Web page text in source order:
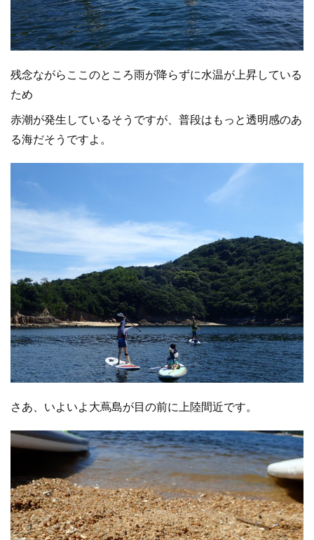
残念ながらここのところ雨が降らずに水温が上昇している
ため
赤潮が発生しているそうですが、普段はもっと透明感のあ
る海だそうですよ。
さあ、いよいよ大蔦島が目の前に上陸間近です。